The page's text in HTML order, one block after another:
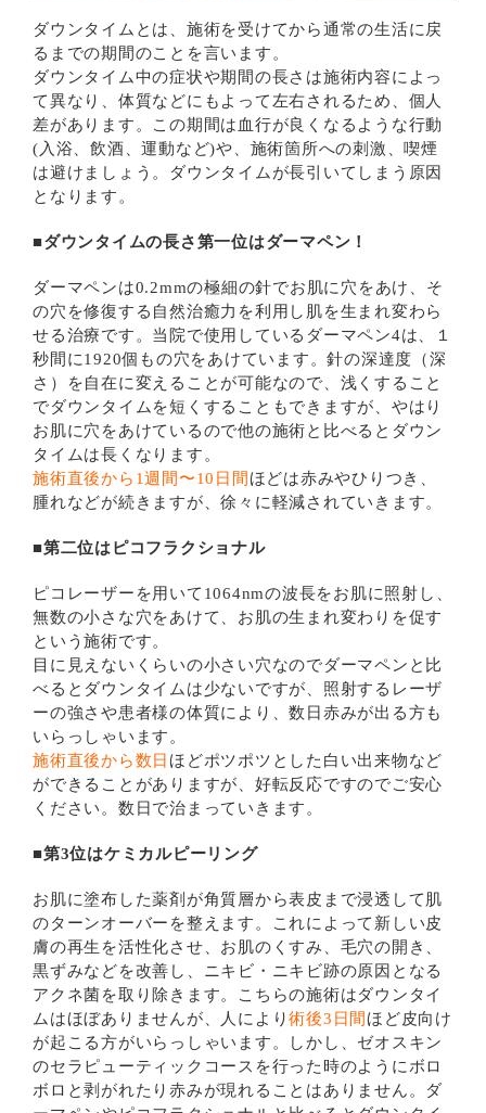
ダウンタイムとは、施術を受けてから通常の生活に戻
るまでの期間のことを言います。
ダウンタイム中の症状や期間の長さは施術内容によっ
て異なり、体質などにもよって左右されるため、個人
差があります。この期間は血行が良くなるような行動
(入浴、飲酒、運動など)や、施術箇所への刺激、喫煙
は避けましょう。ダウンタイムが長引いてしまう原因
となります。
■ダウンタイムの長さ第一位はダーマペン！
ダーマペンは0.2mmの極細の針でお肌に穴をあけ、そ
の穴を修復する自然治癒力を利用し肌を生まれ変わら
せる治療です。当院で使用しているダーマペン4は、１
秒間に1920個もの穴をあけています。針の深達度（深
さ）を自在に変えることが可能なので、浅くすること
でダウンタイムを短くすることもできますが、やはり
お肌に穴をあけているので他の施術と比べるとダウン
タイムは長くなります。
施術直後から1週間〜10日間ほどは赤みやひりつき、
腫れなどが続きますが、徐々に軽減されていきます。
■第二位はピコフラクショナル
ピコレーザーを用いて1064nmの波長をお肌に照射し、
無数の小さな穴をあけて、お肌の生まれ変わりを促す
という施術です。
目に見えないくらいの小さい穴なのでダーマペンと比
べるとダウンタイムは少ないですが、照射するレーザ
ーの強さや患者様の体質により、数日赤みが出る方も
いらっしゃいます。
施術直後から数日 ほどポツポツとした白い出来物など
ができることがありますが、好転反応ですのでご安心
ください。数日で治まっていきます。
■第3位はケミカルピーリング
お肌に塗布した薬剤が角質層から表皮まで浸透して肌
のターンオーバーを整えます。これによって新しい皮
膚の再生を活性化させ、お肌のくすみ、毛穴の開き、
黒ずみなどを改善し、ニキビ・ニキビ跡の原因となる
アクネ菌を取り除きます。こちらの施術はダウンタイ
ムはほぼありませんが、人により術後3日間ほど皮向け
が起こる方がいらっしゃいます。しかし、ゼオスキン
のセラピューティックコースを行った時のようにボロ
ボロと剥がれたり赤みが現れることはありません。ダ